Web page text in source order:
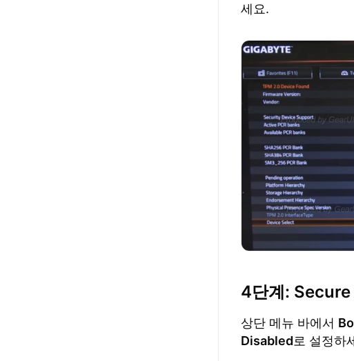
세요.
4단계: Secure
상단 메뉴 바에서
Disabled로 설정하